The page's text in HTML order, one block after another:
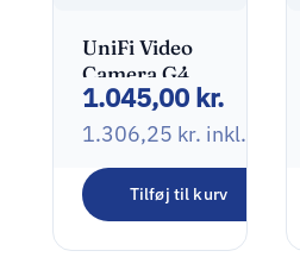
UniFi Video
Camera G4
Instant
1.045,00 kr.
1.306,25 kr. inkl. moms
Tilføj til kurv